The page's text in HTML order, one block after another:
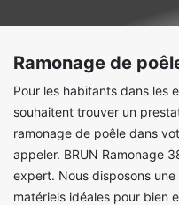
Ramonage de
Pour les habitants dans les
souhaitent trouver un
ramonage de poêle dans
appeler. BRUN Ramonage
expert. Nous disposons
matériels idéales pour bien